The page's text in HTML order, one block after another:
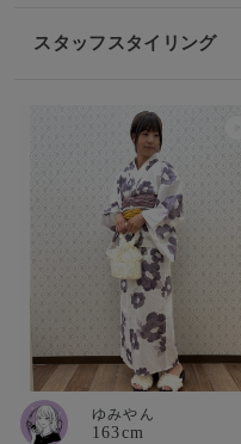
スタッフスタイリング
ゆみやん
163cm